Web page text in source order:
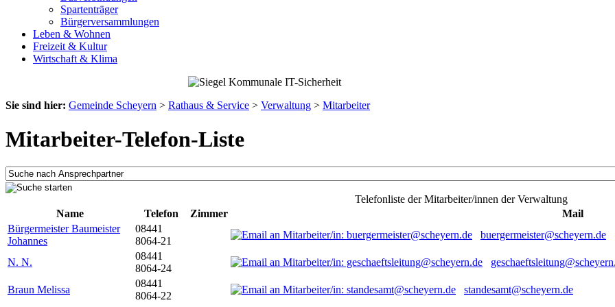
Spartenträger
Bürgerversammlungen
Leben & Wohnen
Freizeit & Kultur
Wirtschaft & Klima
Sie sind hier: Gemeinde Scheyern > Rathaus & Service > Verwaltung > Mitarbeiter
Mitarbeiter-Telefon-Liste
Telefonliste der Mitarbeiter/innen der Verwaltung
Name
Telefon Zimmer
Mail
Bürgermeister Baumeister
Johannes
08441
8064-21
buergermeister@scheyern.de
N. N.
08441
8064-24
Braun Melissa
08441
8064-22
standesamt@scheyern.de